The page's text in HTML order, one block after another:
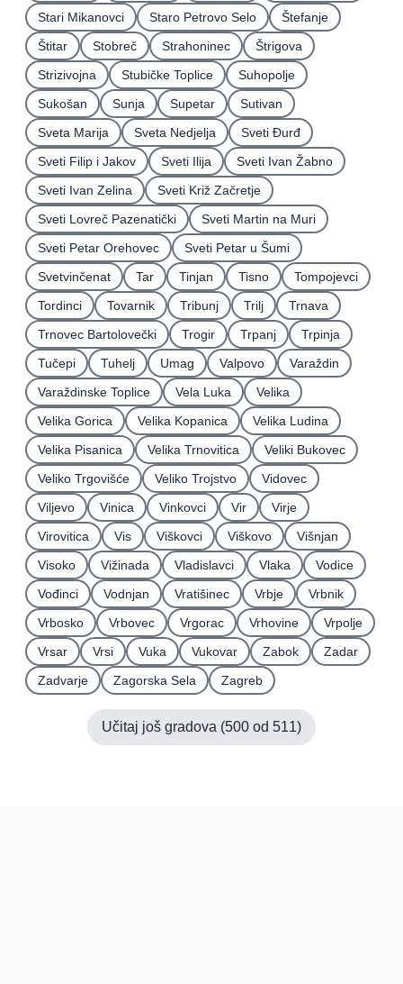
Stari Mikanovci
Staro Petrovo Selo
Štefanje
Štitar
Stobreč Strahoninec
Štrigova
Strizivojna
Stubičke Toplice
Suhopolje
Sukošan
Sunja Supetar
Sutivan
Sveta Marija
Sveta Nedjelja
Sveti Ðurđ
Sveti Filip i Jakov
Sveti Ilija
Sveti Ivan Žabno
Sveti Ivan Zelina
Sveti Križ Začretje
Sveti Lovreč Pazenatički
Sveti Martin na Muri
Sveti Petar Orehovec
Sveti Petar u Šumi
Svetvinčenat
Tar Tinjan Tisno
Tompojevci
Tordinci
Tovarnik Tribunj Trilj
Trnava
Trnovec Bartolovečki
Trogir Trpanj
Trpinja
Tučepi
Tuhelj Umag Valpovo
Varaždin
Varaždinske Toplice
Vela Luka
Velika
Velika Gorica
Velika Kopanica
Velika Ludina
Velika Pisanica
Velika Trnovitica
Veliki Bukovec
Veliko Trgovišće
Veliko Trojstvo
Vidovec
Viljevo
Vinica Vinkovci Vir
Virje
Virovitica
Vis Viškovci Viškovo
Višnjan
Visoko
Vižinada Vladislavci Vlaka
Vodice
Vođinci
Vodnjan Vratišinec Vrbje
Vrbnik
Vrbosko
Vrbovec Vrgorac Vrhovine
Vrpolje
Vrsar
Vrsi Vuka Vukovar Zabok
Zadar
Zadvarje
Zagorska Sela Zagreb
Učitaj još gradova (500 od 511)